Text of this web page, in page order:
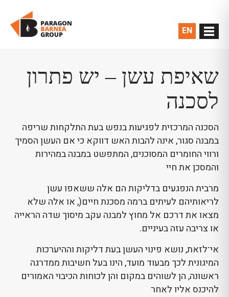
EN
שאיפת עשן – יש פתרון
לסכנה
הסכנה המרכזית לפגיעות בנפש בעת התלקחות שריפה
במבנה סגור, אינה להבות האש דווקא כי אם העשן הסמיך
ורווי החומרים המסוכנים, המתפשט במבנה במהירות
והמסכן את חיי
מרבית הנפגעים בדליקות הם אלה ששאפו עשן
לריאותיהם לעיתים ברמה מסכנת חיים(, או אלה שלא
מצאו את דרכם אל מחוץ למבנה עקב מיסוך שדה הראייה
או צריבה עזה בעיניים.
אי־לזאת, נושא פינוי העשן בעת דליקות וההיערכות
המיגונית לכך מבעוד מועד, הינו בעל חשיבות ממדרגה
ראשונה, הן לשוהים במקום והן לכוחות הכיבוי האמורים
להיכנס אליו לאחר